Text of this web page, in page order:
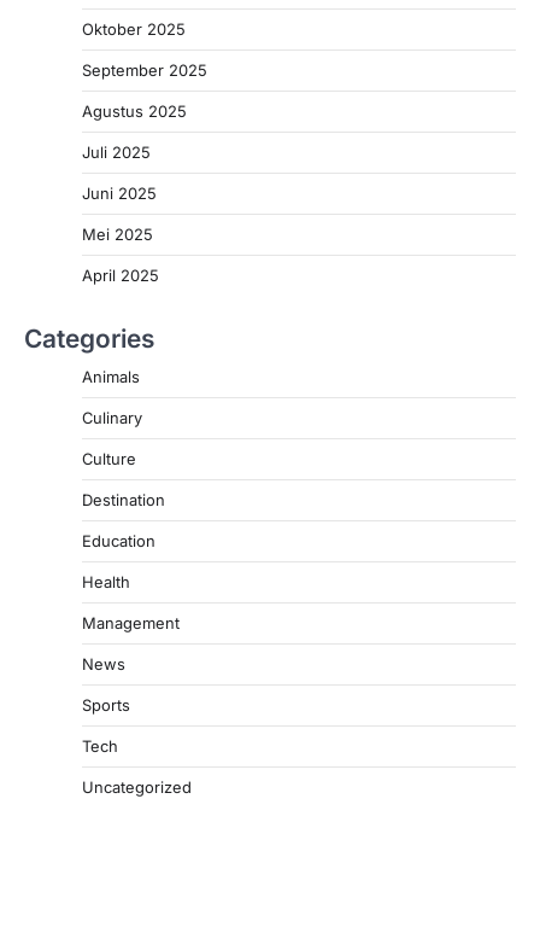
Oktober 2025
September 2025
Agustus 2025
Juli 2025
Juni 2025
Mei 2025
April 2025
Categories
Animals
Culinary
Culture
Destination
Education
Health
Management
News
Sports
Tech
Uncategorized